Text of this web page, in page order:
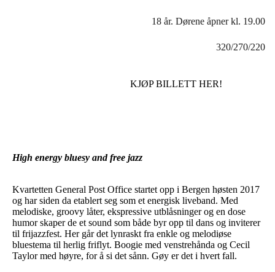
18 år. Dørene åpner kl. 19.00
320/270/220
KJØP BILLETT HER!
High energy bluesy and free jazz
Kvartetten General Post Office startet opp i Bergen høsten 2017
og har siden da etablert seg som et energisk liveband. Med
melodiske, groovy låter, ekspressive utblåsninger og en dose
humor skaper de et sound som både byr opp til dans og inviterer
til frijazzfest. Her går det lynraskt fra enkle og melodiøse
bluestema til herlig friflyt. Boogie med venstrehånda og Cecil
Taylor med høyre, for å si det sånn. Gøy er det i hvert fall.